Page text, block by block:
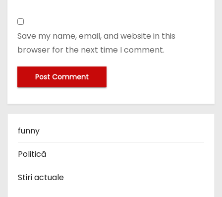
Save my name, email, and website in this
browser for the next time I comment.
funny
Politică
Stiri actuale